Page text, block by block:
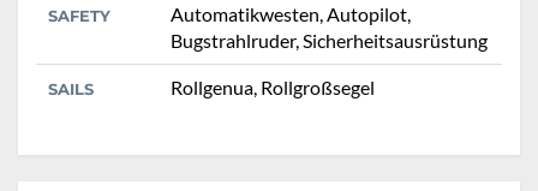
SAFETY
Automatikwesten, Autopilot,
Bugstrahlruder, Sicherheitsausrüstung
SAILS Rollgenua, Rollgroßsegel